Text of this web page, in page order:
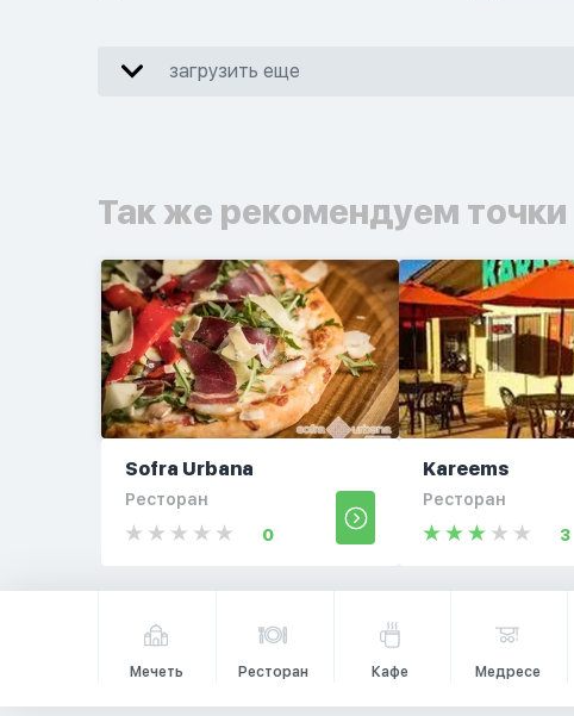
загрузить еще
Так же рекомендуем точки
Sofra Urbana
Ресторан
0
Kareems
Ресторан
3
Мечеть Ресторан Кафе Медресе